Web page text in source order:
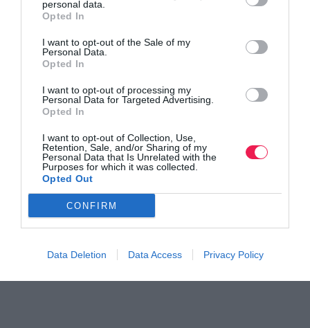
personal data.
Opted In
I want to opt-out of the Sale of my
Personal Data.
Opted In
I want to opt-out of processing my
Personal Data for Targeted Advertising.
Opted In
I want to opt-out of Collection, Use,
Retention, Sale, and/or Sharing of my
Personal Data that Is Unrelated with the
Purposes for which it was collected.
Opted Out
CONFIRM
Data Deletion Data Access Privacy Policy
Γίνε Συνδρομητής
Βρες το RUNNER!